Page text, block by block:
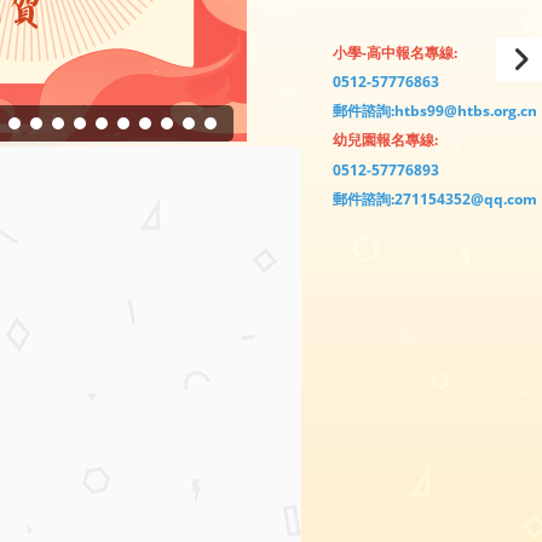
小學-高中報名專線:
0512-57776863
郵件諮詢:htbs99@htbs.org.cn
幼兒園報名專線:
0512-57776893
郵件諮詢:271154352@qq.com